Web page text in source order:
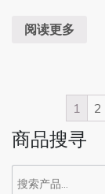
阅读更多
1 2
商品搜寻
搜